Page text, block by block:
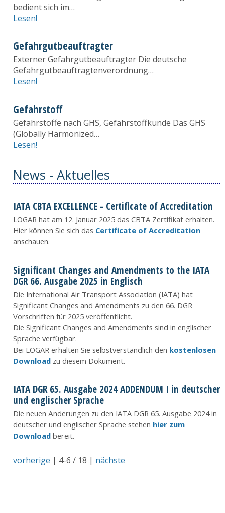
bedient sich im…
Lesen!
Gefahrgutbeauftragter
Externer Gefahrgutbeauftragter Die deutsche
Gefahrgutbeauftragtenverordnung…
Lesen!
Gefahrstoff
Gefahrstoffe nach GHS, Gefahrstoffkunde Das GHS
(Globally Harmonized…
Lesen!
News - Aktuelles
IATA CBTA EXCELLENCE - Certificate of Accreditation
LOGAR hat am 12. Januar 2025 das CBTA Zertifikat erhalten.
Hier können Sie sich das Certificate of Accreditation
anschauen.
Significant Changes and Amendments to the IATA
DGR 66. Ausgabe 2025 in Englisch
Die International Air Transport Association (IATA) hat
Significant Changes and Amendments zu den 66. DGR
Vorschriften für 2025 veröffentlicht.
Die Significant Changes and Amendments sind in englischer
Sprache verfügbar.
Bei LOGAR erhalten Sie selbstverständlich den kostenlosen
Download zu diesem Dokument.
IATA DGR 65. Ausgabe 2024 ADDENDUM I in deutscher
und englischer Sprache
Die neuen Änderungen zu den IATA DGR 65. Ausgabe 2024 in
deutscher und englischer Sprache stehen hier zum
Download bereit.
vorherige | 4-6 / 18 | nächste